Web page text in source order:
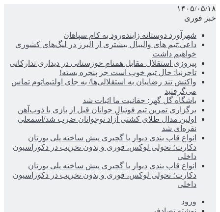
۱۴۰۵/۰۵/۱۸
خبر فوری
شهرآورد دوستانه زاینده‌رود به کام سپاهان
داعی:تیم های والیبال بیشتری از البرز در لیگ‌های کشوری
خواهیم داشت
پیروزی استقلال مقابل همنام خوزستانی در دیداری تدارکاتی
تاجرنیا: حال تیم خوب است جز پنجره بسته!
واکنش تند رضاییان به استقلالی‌ها/ به جای اولتیماتوم تماس
می‌گرفتید
باشگاه گل گهر: حقانیت ما اثبات شد
برگزاری تمرین تیم فوتبال جوانان قبل از بازی با ذوب‌آهن
اولین مدال طلای کشتی آزاد نوجوانان ضرب شد/اسمعلی
نقره‌ای شد
انواع قاب بندی دیوار با گچبری پیش ساخته پلی یورتان
دکارت؛ تحولی لوکس، فوری و بدون تخریب در دکوراسیون
داخلی
انواع قاب بندی دیوار با گچبری پیش ساخته پلی یورتان
دکارت؛ تحولی لوکس، فوری و بدون تخریب در دکوراسیون
داخلی
ورود